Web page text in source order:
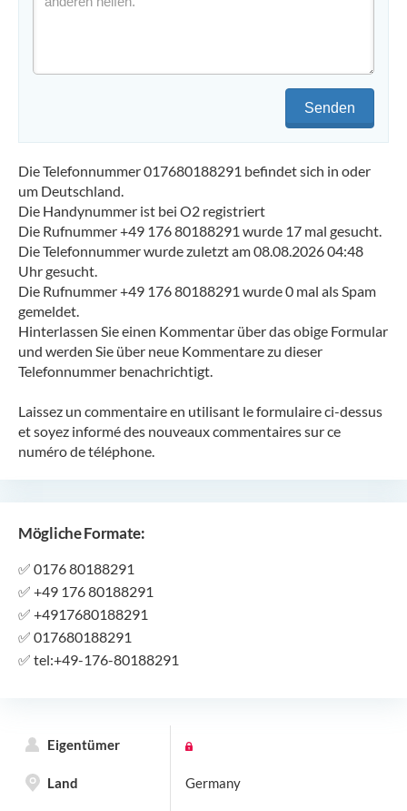
Senden
Die Telefonnummer 017680188291 befindet sich in oder
um Deutschland.
Die Handynummer ist bei O2 registriert
Die Rufnummer +49 176 80188291 wurde 17 mal gesucht.
Die Telefonnummer wurde zuletzt am 08.08.2026 04:48
Uhr gesucht.
Die Rufnummer +49 176 80188291 wurde 0 mal als Spam
gemeldet.
Hinterlassen Sie einen Kommentar über das obige Formular
und werden Sie über neue Kommentare zu dieser
Telefonnummer benachrichtigt.
Laissez un commentaire en utilisant le formulaire ci-dessus
et soyez informé des nouveaux commentaires sur ce
numéro de téléphone.
Mögliche Formate:
✅ 0176 80188291
✅ +49 176 80188291
✅ +4917680188291
✅ 017680188291
✅ tel:+49-176-80188291
Eigentümer
Land Germany